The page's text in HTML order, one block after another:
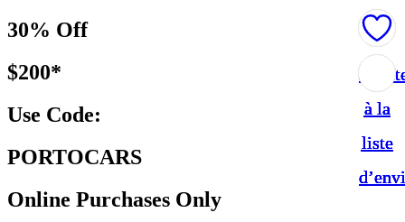
30% Off
$200*
Use Code:
PORTOCARS
Online Purchases Only
à la
liste
à la
liste
à la
liste
à la
liste
à la
liste